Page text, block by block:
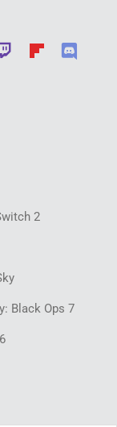
2
Black Ops 7